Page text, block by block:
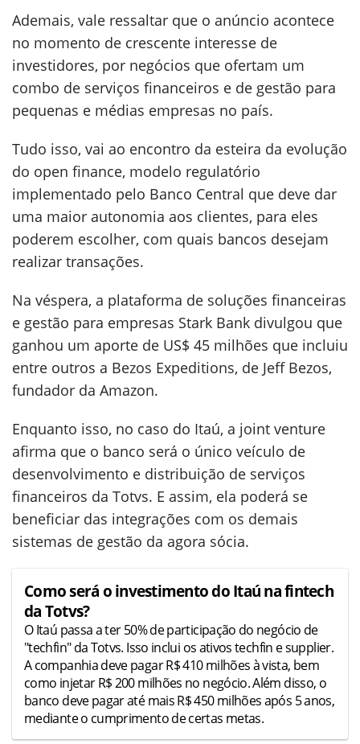
Ademais, vale ressaltar que o anúncio acontece
no momento de crescente interesse de
investidores, por negócios que ofertam um
combo de serviços financeiros e de gestão para
pequenas e médias empresas no país.
Tudo isso, vai ao encontro da esteira da evolução
do open finance, modelo regulatório
implementado pelo Banco Central que deve dar
uma maior autonomia aos clientes, para eles
poderem escolher, com quais bancos desejam
realizar transações.
Na véspera, a plataforma de soluções financeiras
e gestão para empresas Stark Bank divulgou que
ganhou um aporte de US$ 45 milhões que incluiu
entre outros a Bezos Expeditions, de Jeff Bezos,
fundador da Amazon.
Enquanto isso, no caso do Itaú, a joint venture
afirma que o banco será o único veículo de
desenvolvimento e distribuição de serviços
financeiros da Totvs. E assim, ela poderá se
beneficiar das integrações com os demais
sistemas de gestão da agora sócia.
Como será o investimento do Itaú na fintech
da Totvs?
O Itaú passa a ter 50% de participação do negócio de
"techfin" da Totvs. Isso inclui os ativos techfin e supplier.
A companhia deve pagar R$ 410 milhões à vista, bem
como injetar R$ 200 milhões no negócio. Além disso, o
banco deve pagar até mais R$ 450 milhões após 5 anos,
mediante o cumprimento de certas metas.